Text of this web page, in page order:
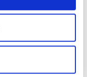
iPad Magic
2.299 kr.